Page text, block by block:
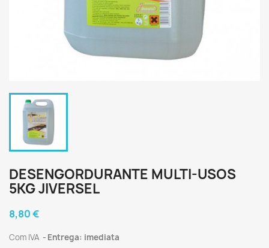
DESENGORDURANTE MULTI-USOS
5KG JIVERSEL
8,80 €
Com IVA Entrega: imediata